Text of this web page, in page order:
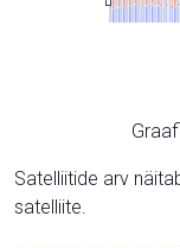
Satelliitide arv
satelliite.